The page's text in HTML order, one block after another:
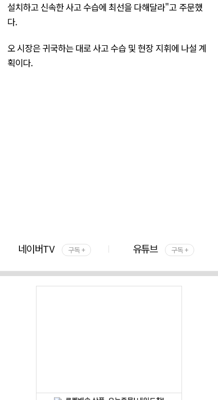
설치하고 신속한 사고 수습에 최선을 다해달라"고 주문했
다.
오 시장은 귀국하는 대로 사고 수습 및 현장 지휘에 나설 계
획이다.
네이버TV 구독 + 유튜브 구독 +